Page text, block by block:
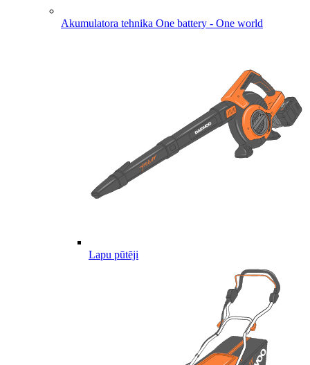
Akumulatora tehnika One battery - One world
Lapu pūtēji